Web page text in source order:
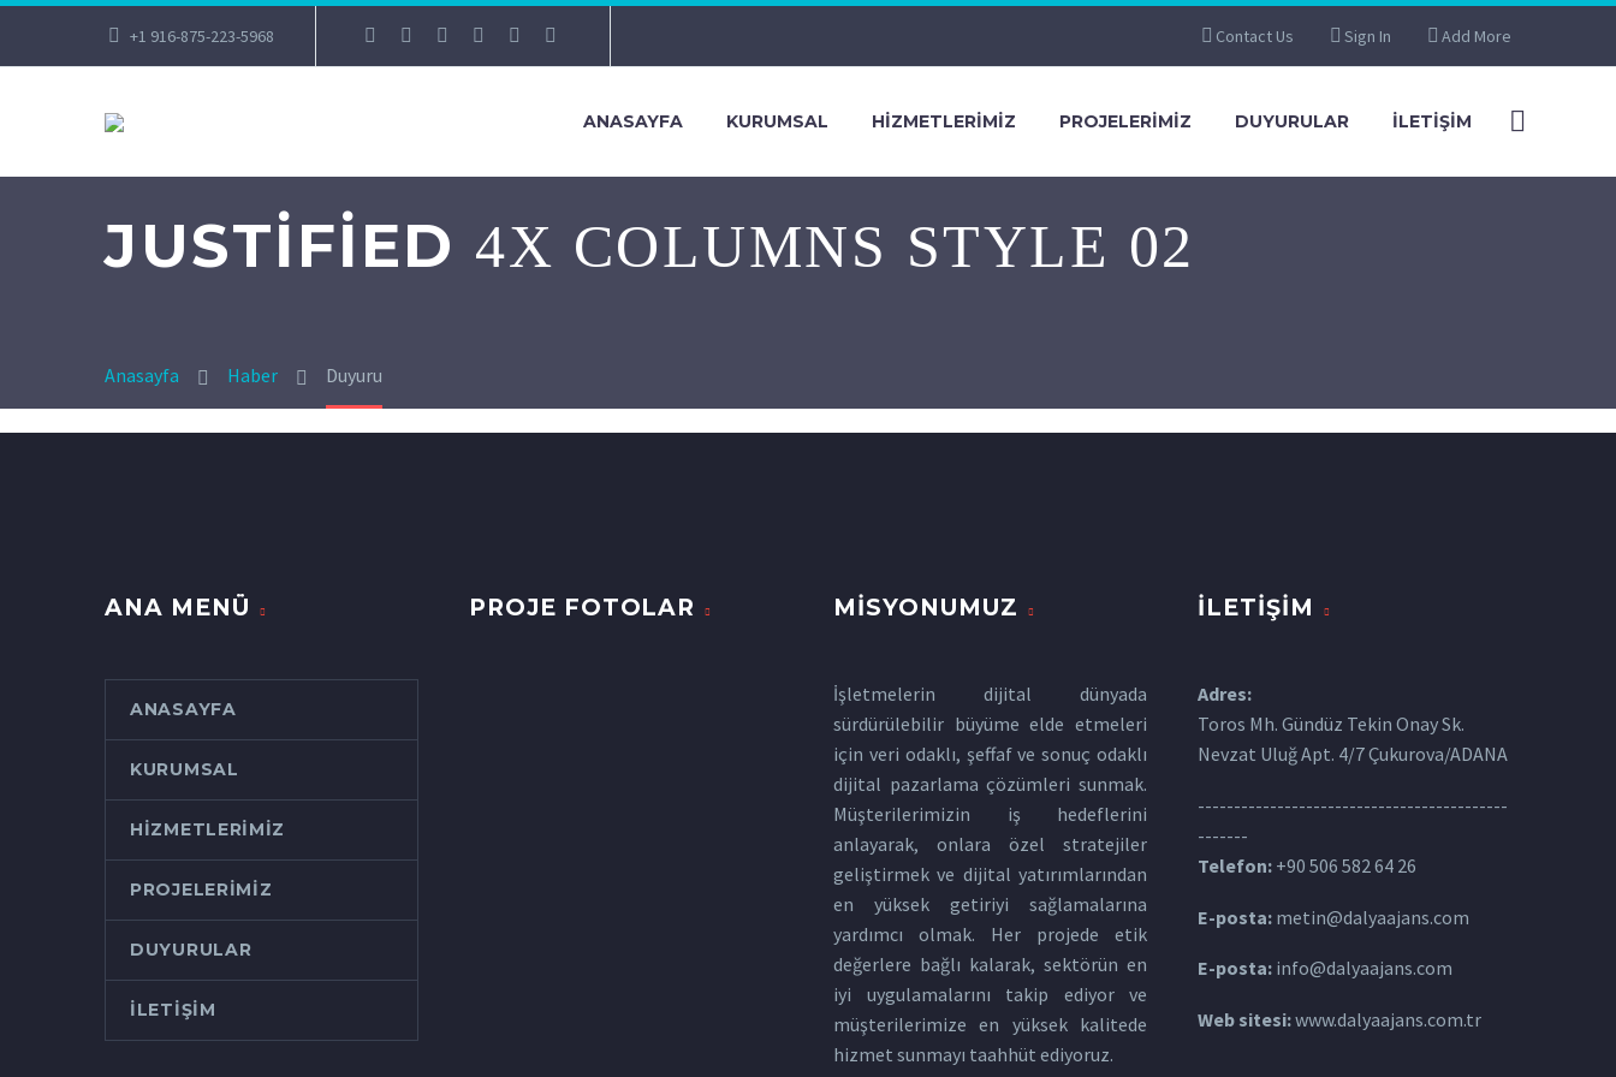
+1 916-875-223-5968 Contact Us Sign In Add More
ANASAYFA KURUMSAL HIZMETLERIMIZ PROJELERIMIZ DUYURULAR İLETIŞIM
JUSTIFIED 4X COLUMNS STYLE 02
Anasayfa Haber Duyuru
ANA MENÜ
ANASAYFA
KURUMSAL
HIZMETLERIMIZ
PROJELERIMIZ
DUYURULAR
İLETIŞIM
PROJE FOTOLAR MISYONUMUZ
İşletmelerin dijital dünyada
sürdürülebilir büyüme elde etmeleri
için veri odaklı, şeffaf ve sonuç odaklı
dijital pazarlama çözümleri sunmak.
Müşterilerimizin iş hedeflerini
anlayarak, onlara özel stratejiler
geliştirmek ve dijital yatırımlarından
en yüksek getiriyi sağlamalarına
yardımcı olmak. Her projede etik
değerlere bağlı kalarak, sektörün en
iyi uygulamalarını takip ediyor ve
müşterilerimize en yüksek kalitede
hizmet sunmayı taahhüt ediyoruz.
İLETIŞIM
Adres:
Toros Mh. Gündüz Tekin Onay Sk.
Nevzat Uluğ Apt. 4/7 Çukurova/ADANA
-------------------------------------------
-------
Telefon: +90 506 582 64 26
E-posta: metin@dalyaajans.com
E-posta: info@dalyaajans.com
Web sitesi:www.dalyaajans.com.tr